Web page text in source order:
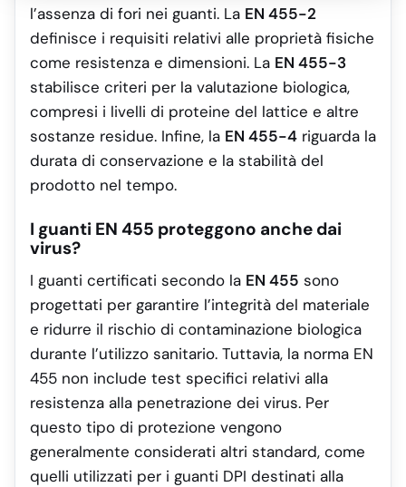
l’assenza di fori nei guanti. La EN 455-2
definisce i requisiti relativi alle proprietà fisiche
come resistenza e dimensioni. La EN 455-3
stabilisce criteri per la valutazione biologica,
compresi i livelli di proteine del lattice e altre
sostanze residue. Infine, la EN 455-4 riguarda la
durata di conservazione e la stabilità del
prodotto nel tempo.
I guanti EN 455 proteggono anche dai
virus?
I guanti certificati secondo la EN 455 sono
progettati per garantire l’integrità del materiale
e ridurre il rischio di contaminazione biologica
durante l’utilizzo sanitario. Tuttavia, la norma EN
455 non include test specifici relativi alla
resistenza alla penetrazione dei virus. Per
questo tipo di protezione vengono
generalmente considerati altri standard, come
quelli utilizzati per i guanti DPI destinati alla